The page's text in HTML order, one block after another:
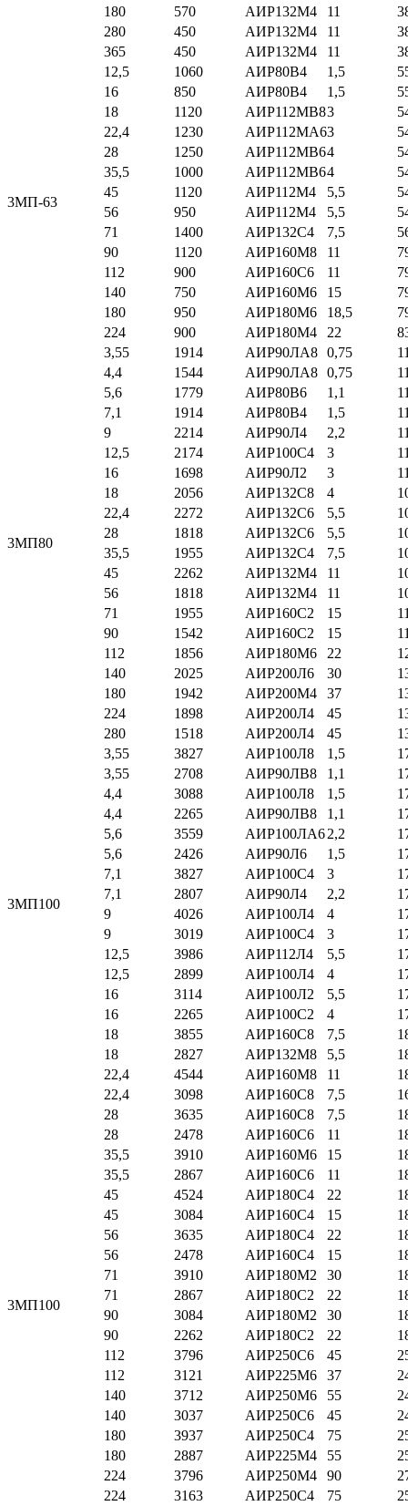
180 570 АИР132М4 11
280
450 АИР132М4 11
365
450 АИР132М4 11
3МП-63
12,5 1060 АИР80В4 1,5
16
850 АИР80В4 1,5
18
1120 АИР112МВ83
22,4
1230 АИР112МА63
28
1250 АИР112МВ64
35,5
1000 АИР112МВ64
45
1120 АИР112М4 5,5
56
950 АИР112М4 5,5
71
1400 АИР132С4 7,5
90
1120 АИР160М8 11
112
900 АИР160С6 11
140
750 АИР160М6 15
180
950 АИР180М6 18,5
224
900 АИР180М4 22
3МП80
3,55 1914 АИР90ЛА8 0,75
4,4
1544 АИР90ЛА8 0,75
5,6
1779 АИР80В6 1,1
7,1
1914 АИР80В4 1,5
9
2214 АИР90Л4 2,2
12,5
2174 АИР100С4 3
16
1698 АИР90Л2 3
18
2056 АИР132С8 4
22,4
2272 АИР132С6 5,5
28
1818 АИР132С6 5,5
35,5
1955 АИР132С4 7,5
45
2262 АИР132М4 11
56
1818 АИР132М4 11
71
1955 АИР160С2 15
90
1542 АИР160С2 15
112
1856 АИР180М6 22
140
2025 АИР200Л6 30
180
1942 АИР200М4 37
224
1898 АИР200Л4 45
280
1518 АИР200Л4 45
3МП100
3,55 3827 АИР100Л8 1,5
3,55
2708 АИР90ЛВ8 1,1
4,4
3088 АИР100Л8 1,5
4,4
2265 АИР90ЛВ8 1,1
5,6
3559 АИР100ЛА62,2
5,6
2426 АИР90Л6 1,5
7,1
3827 АИР100С4 3
7,1
2807 АИР90Л4 2,2
9
4026 АИР100Л4 4
9
3019 АИР100С4 3
12,5
3986 АИР112Л4 5,5
12,5
2899 АИР100Л4 4
16
3114 АИР100Л2 5,5
16
2265 АИР100С2 4
18
3855 АИР160С8 7,5
18
2827 АИР132М8 5,5
3МП100
22,4 4544 АИР160М8 11
22,4
3098 АИР160С8 7,5
28
3635 АИР160С8 7,5
28
2478 АИР160С6 11
35,5
3910 АИР160М6 15
35,5
2867 АИР160С6 11
45
4524 АИР180С4 22
45
3084 АИР160С4 15
56
3635 АИР180С4 22
56
2478 АИР160С4 15
71
3910 АИР180М2 30
71
2867 АИР180С2 22
90
3084 АИР180М2 30
90
2262 АИР180С2 22
112
3796 АИР250С6 45
112
3121 АИР225М6 37
140
3712 АИР250М6 55
140
3037 АИР250С6 45
180
3937 АИР250С4 75
180
2887 АИР225М4 55
224
3796 АИР250М4 90
224
3163 АИР250С4 75